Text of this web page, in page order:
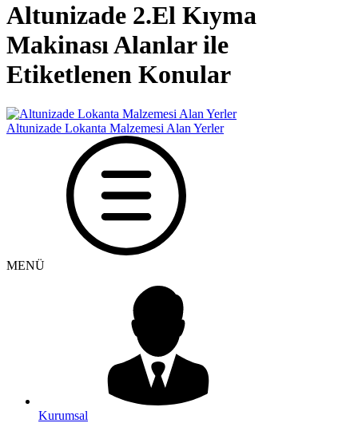
Altunizade 2.El Kıyma
Makinası Alanlar ile
Etiketlenen Konular
Altunizade Lokanta Malzemesi Alan Yerler
MENÜ
Kurumsal